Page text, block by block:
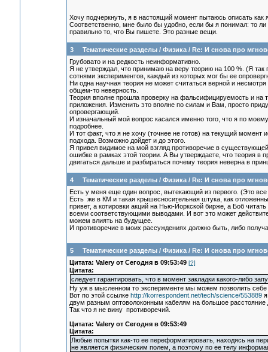
Хочу подчеркнуть, я в настоящий момент пытаюсь описать как
Соответственно, мне было бы удобно, если бы я понимал: то
правильно то, что Вы пишете. Это разные вещи.
3 Тематические разделы/ Физика/ Re: И снова про
Грубовато и на редкость неинформативно.
Я не утверждал, что принимаю на веру теорию на 100 %. (Я
сотнями экспериментов, каждый из которых мог бы ее
Ни одна научная теория не может считаться верной и
общем-то неверность.
Теория вполне прошла проверку на фальсифицируемость и на
приложения. Изменить это вполне по силам и Вам, просто
опровергающий.
И изначальный мой вопрос касался именно того, что я по
подробнее.
И тот факт, что я не хочу (точнее не готов) на текущий момент
подхода. Возможно дойдет и до этого.
Я привел видимое на мой взгляд противоречие в
ошибке в рамках этой теории. А Вы утверждаете, что теория в
двигаться дальше и разбираться почему теория неверна в
4 Тематические разделы/ Физика/ Re: И снова про
Есть у меня еще один вопрос, вытекающий из первого. (Это
Есть же в КМ и такая крышесносительная штука, как
привет, а котировки акций на Нью-Йоркской бирже, а Боб
всеми соответствующими выводами. И вот это может
можем влиять на будущее.
И противоречие в моих рассуждениях должно быть, либо
5 Тематические разделы/ Физика/ Re: И снова про
Цитата: Valery от Сегодня в 09:53:49 [?]
Цитата:
следует гарантировать, что в момент закладки какого-либо
Ну уж в мысленном то эксперименте мы можем позволить себе
Вот по этой ссылке http://korrespondent.net/tech/science/553889я
двум разным оптоволоконным кабелям на большое расстояние
Так что я не вижу противоречий.
Цитата: Valery от Сегодня в 09:53:49
Цитата:
Любые попытки как-то ее переформатировать, находясь на
не является физическим полем, а поэтому по ее телу